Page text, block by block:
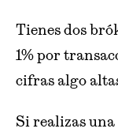
Tienes dos
1% por
cifras algo
Si realizas